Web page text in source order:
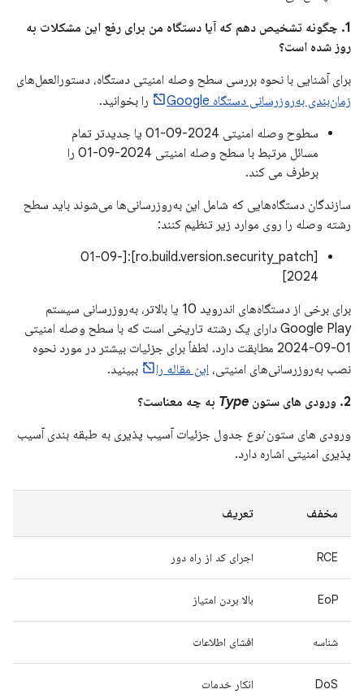
1. چگونه تشخیص دهم که آیا دستگاه من برای رفع این مشکلات به
روز شده است؟
برای آشنایی با نحوه بررسی سطح وصله امنیتی دستگاه، دستورالعمل‌های
زمان‌بندی به‌روزرسانی دستگاه Google
را بخوانید.
سطوح وصله امنیتی 2024-09-01 یا جدیدتر تمام
مسائل مرتبط با سطح وصله امنیتی 2024-09-01 را
برطرف می کند.
سازندگان دستگاه‌هایی که شامل این به‌روزرسانی‌ها می‌شوند باید سطح
رشته وصله را روی موارد زیر تنظیم کنند:
[ro.build.version.security_patch]:[01-09-
2024]
برای برخی از دستگاه‌های اندروید 10 یا بالاتر، به‌روزرسانی سیستم
Google Play دارای یک رشته تاریخی است که با سطح وصله امنیتی
01-09-2024 مطابقت دارد. لطفاً برای جزئیات بیشتر در مورد نحوه
نصب به‌روزرسانی‌های امنیتی، این مقاله را
ببینید.
2. ورودی های ستون
Type به چه معناست؟
ورودی های ستوننوع جدول جزئیات آسیب پذیری به طبقه بندی آسیب
پذیری امنیتی اشاره دارد.
مخفف تعریف
RCE اجرای کد از راه دور
EoP بالا بردن امتیاز
شناسه افشای اطلاعات
DoS انکار خدمات